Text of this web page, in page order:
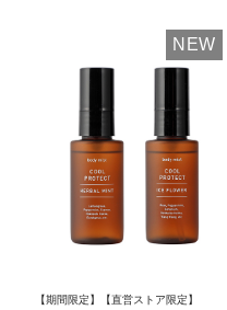
NEW
【期間限定】【直営ストア限定】